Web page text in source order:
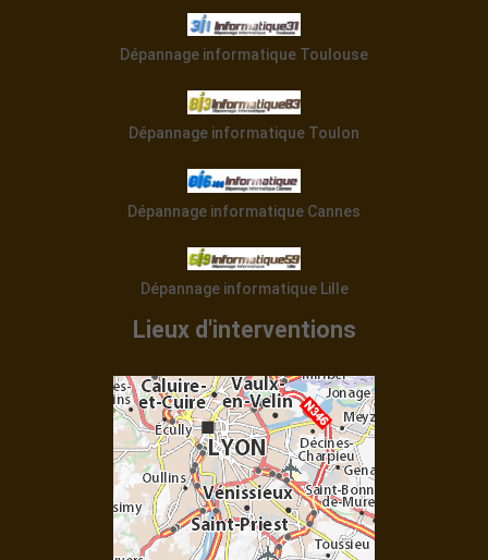
Plan du site
Nos partenaires
Dépannage informatique Lille
Lieux d'interventions